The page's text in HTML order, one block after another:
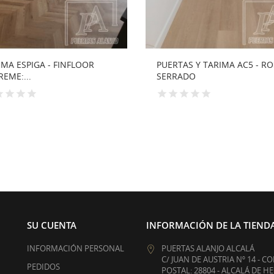
Y TARIMA AC5 - ROBLE
ROBLE VIENA DORADO -
12 MM...
SU CUENTA
INFORMACIÓN PERSONAL
PEDIDOS
INFORMACIÓN DE LA
PUERTAS ALANJO ALCALÁ
C/ JUAN DE AUSTRIA Nº 14 -
POSTAL: 28804 - ALCALÁ DE